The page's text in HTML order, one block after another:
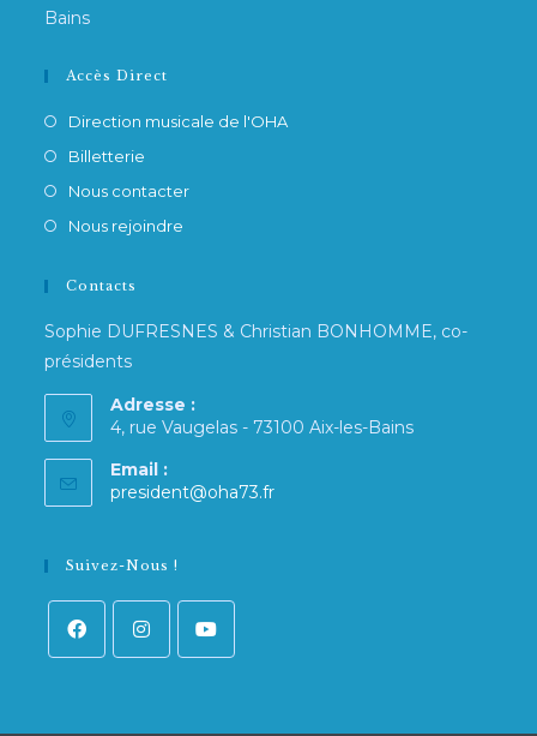
Bains
Accès Direct
Direction musicale de l'OHA
Billetterie
Nous contacter
Nous rejoindre
Contacts
Sophie DUFRESNES & Christian BONHOMME, co-
présidents
Adresse :
4, rue Vaugelas - 73100 Aix-les-Bains
Email :
president@oha73.fr
Suivez-Nous !